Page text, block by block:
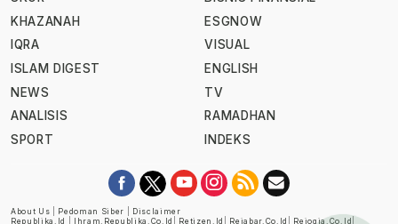
KHAZANAH
IQRA
ISLAM DIGEST
NEWS
ANALISIS
SPORT
ESGNOW
VISUAL
ENGLISH
TV
RAMADHAN
INDEKS
About Us Pedoman Siber
Disclaimer
Republika.id
Ihram.republika.co.id Retizen.id Rejabar.co.id Rejogja.co.id